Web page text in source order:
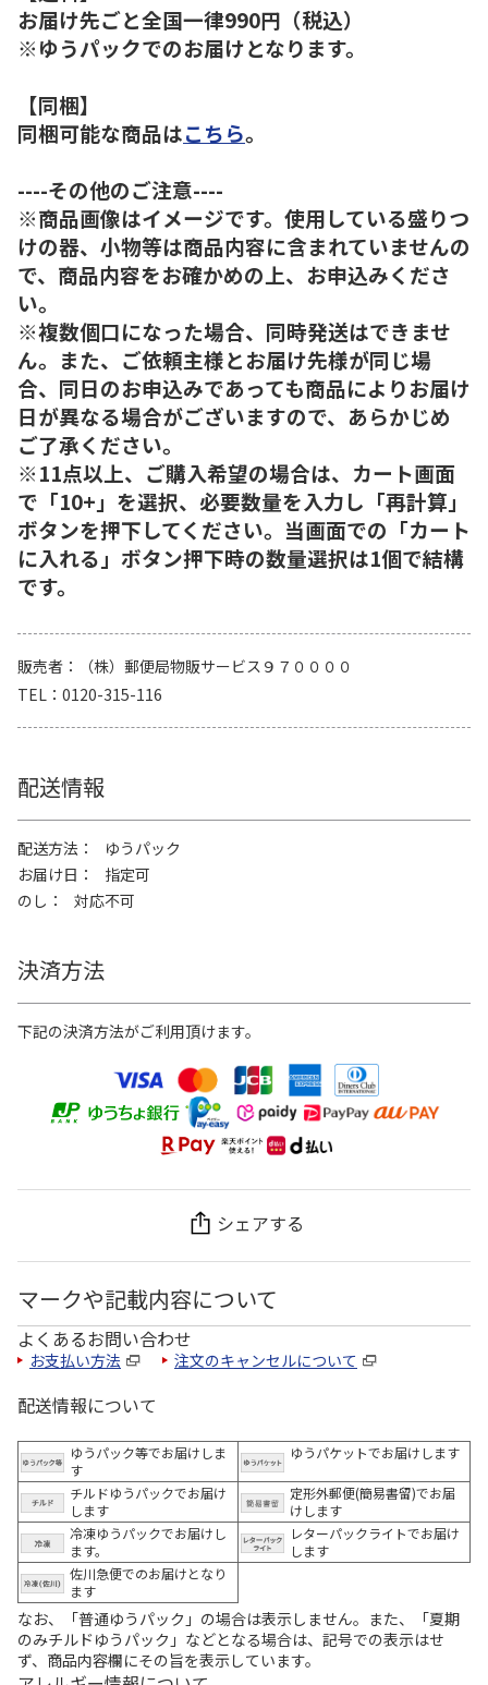
お届け先ごと全国一律990円（税込）
※ゆうパックでのお届けとなります。
【同梱】
同梱可能な商品はこちら。
----その他のご注意----
※商品画像はイメージです。使用している盛りつ
けの器、小物等は商品内容に含まれていませんの
で、商品内容をお確かめの上、お申込みくださ
い。
※複数個口になった場合、同時発送はできませ
ん。また、ご依頼主様とお届け先様が同じ場
合、同日のお申込みであっても商品によりお届け
日が異なる場合がございますので、あらかじめ
ご了承ください。
※11点以上、ご購入希望の場合は、カート画面
で「10+」を選択、必要数量を入力し「再計算」
ボタンを押下してください。当画面での「カート
に入れる」ボタン押下時の数量選択は1個で結構
です。
販売者
（株）郵便局物販サービス９７００００
TEL
0120-315-116
配送情報
配送方法
ゆうパック
お届け日
指定可
のし
対応不可
決済方法
下記の決済方法がご利用頂けます。
シェアする
マークや記載内容について
よくあるお問い合わせ
お支払い方法 注文のキャンセルについて
配送情報について
ゆうパック等でお届けしま
す
ゆうパケットでお届けします
チルドゆうパックでお届け
します
定形外郵便(簡易書留)でお届
けします
冷凍ゆうパックでお届けし
ます。
レターパックライトでお届け
します
佐川急便でのお届けとなり
ます
なお、「普通ゆうパック」の場合は表示しません。また、「夏期
のみチルドゆうパック」などとなる場合は、記号での表示はせ
ず、商品内容欄にその旨を表示しています。